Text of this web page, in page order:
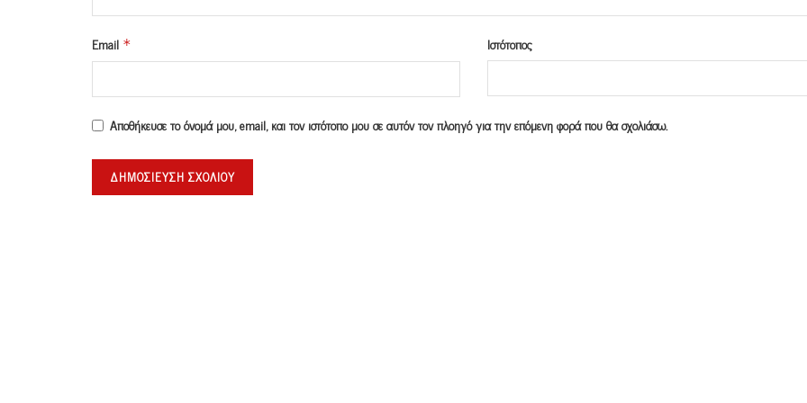
Email * Ιστότοπος
Αποθήκευσε το όνομά μου, email, και τον ιστότοπο μου σε αυτόν τον πλοηγό για την επόμενη φορά που θα σχολιάσω.